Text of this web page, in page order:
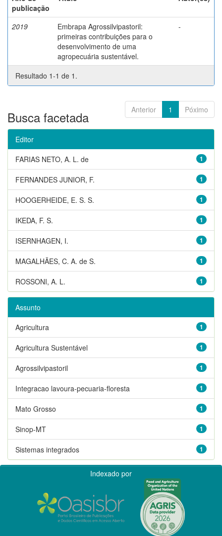
publicação
2019
Embrapa Agrossilvipastoril:
primeiras contribuições para o
desenvolvimento de uma
agropecuária sustentável.
-
Resultado 1-1 de 1.
Anterior 1 Póximo
Busca facetada
Editor
1
FARIAS NETO, A. L. de
1
FERNANDES JUNIOR, F.
1
HOOGERHEIDE, E. S. S.
1
IKEDA, F. S.
1
ISERNHAGEN, I.
1
MAGALHÃES, C. A. de S.
1
ROSSONI, A. L.
Assunto
1
Agricultura
1
Agricultura Sustentável
1
Agrossilvipastoril
1
Integracao lavoura-pecuaria-floresta
1
Mato Grosso
1
Sinop-MT
1
Sistemas integrados
Indexado por